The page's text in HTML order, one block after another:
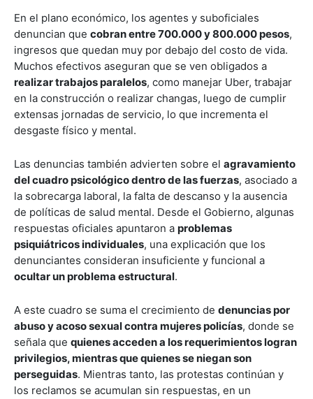
En el plano económico, los agentes y suboficiales
denuncian que cobran entre 700.000 y 800.000 pesos,
ingresos que quedan muy por debajo del costo de vida.
Muchos efectivos aseguran que se ven obligados a
realizar trabajos paralelos, como manejar Uber, trabajar
en la construcción o realizar changas, luego de cumplir
extensas jornadas de servicio, lo que incrementa el
desgaste físico y mental.
Las denuncias también advierten sobre el agravamiento
del cuadro psicológico dentro de las fuerzas, asociado a
la sobrecarga laboral, la falta de descanso y la ausencia
de políticas de salud mental. Desde el Gobierno, algunas
respuestas oficiales apuntaron a problemas
psiquiátricos individuales, una explicación que los
denunciantes consideran insuficiente y funcional a
ocultar un problema estructural.
A este cuadro se suma el crecimiento de denuncias por
abuso y acoso sexual contra mujeres policías, donde se
señala que quienes acceden a los requerimientos logran
privilegios, mientras que quienes se niegan son
perseguidas. Mientras tanto, las protestas continúan y
los reclamos se acumulan sin respuestas, en un